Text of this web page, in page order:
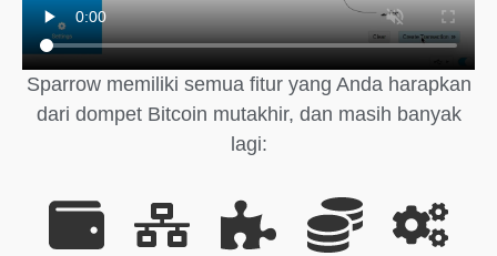
Sparrow memiliki semua fitur yang Anda harapkan
dari dompet Bitcoin mutakhir, dan masih banyak
lagi: